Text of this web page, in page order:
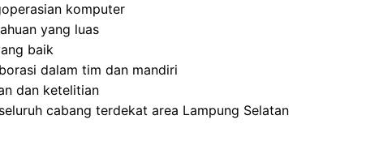
komputer
yang luas
baik
dalam tim dan mandiri
dan ketelitian
cabang terdekat area Lampung Selatan